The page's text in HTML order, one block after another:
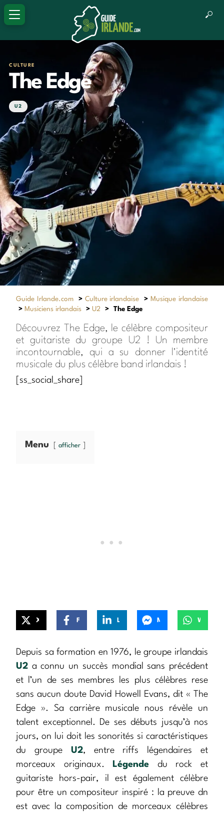
CULTURE
The Edge
U2
Guide Irlande.com > Culture irlandaise > Musique irlandaise
> Musiciens irlandais > U2 > The Edge
Découvrez The Edge, le célèbre compositeur
et guitariste du groupe U2 ! Un membre
incontournable, qui a su donner l'identité
musicale du plus célèbre band irlandais !
[ss_social_share]
Menu afficher
Depuis sa formation en 1976, le groupe irlandais
U2 a connu un succès mondial sans précédent
et l’un de ses membres les plus célèbres rese
sans aucun doute David Howell Evans, dit « The
Edge ». Sa carrière musicale nous révèle un
talent exceptionnel. De ses débuts jusqu’à nos
jours, on lui doit les sonorités si caractéristiques
du groupe U2, entre riffs légendaires et
morceaux originaux.
Légende du rock et
guitariste hors-pair, il est également célèbre
pour être un compositeur inspiré : la preuve dn
est avec la composition de morceaux célèbres